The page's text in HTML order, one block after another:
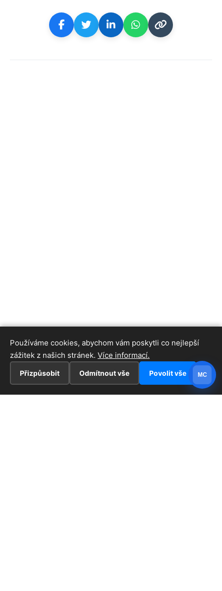
Používáme cookies, abychom vám poskytli co nejlepší
zážitek z našich stránek. Více informací.
Přizpůsobit Odmítnout vše Povolit vše MC